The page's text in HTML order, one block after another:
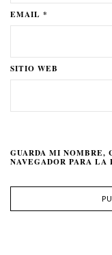
EMAIL *
SITIO WEB
GUARDA MI NOMBRE,
NAVEGADOR PARA